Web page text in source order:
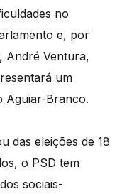
no
e, por
André Ventura,
um
Aguiar-Branco.
das eleições de 18
o PSD tem
sociais-